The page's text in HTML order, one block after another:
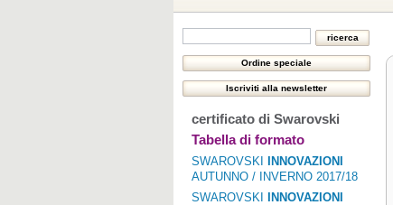
certificato di Swarovski
Tabella di formato
SWAROVSKI
INNOVAZIONI
AUTUNNO / INVERNO 2017/18
SWAROVSKI
INNOVAZIONI